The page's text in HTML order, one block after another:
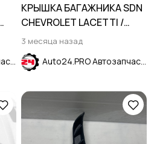
Auto24.PRO Автозапчасти
КРЫШКА БАГАЖНИКА SDN
CHEVROLET LACETTI /
DAEWOO GENTRA 13-16
3 месяца назад
Auto24.PRO Автозапчасти